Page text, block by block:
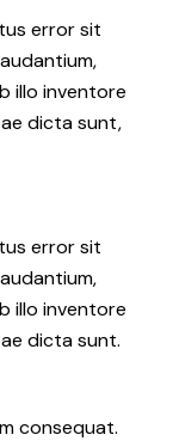
error sit
illo inventore
dicta sunt,
error sit
illo inventore
dicta sunt.
consequat.